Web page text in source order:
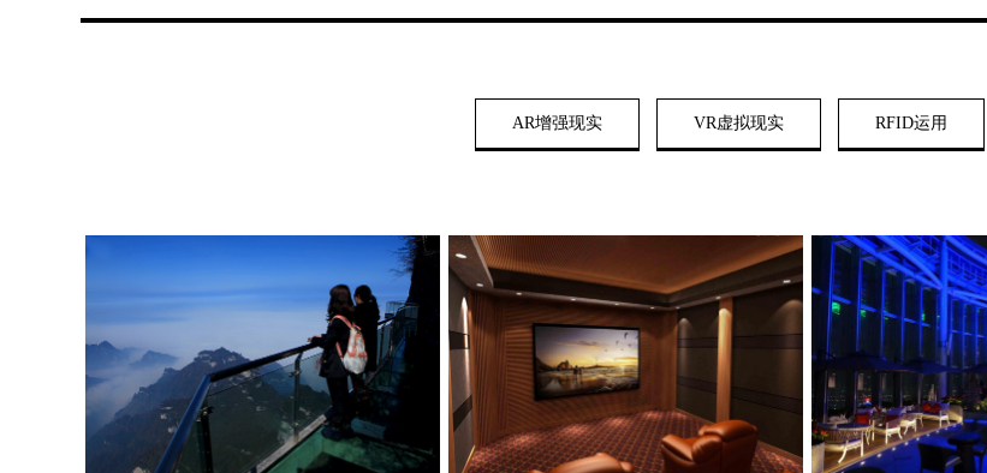
AR增强现实 VR虚拟现实 RFID运用